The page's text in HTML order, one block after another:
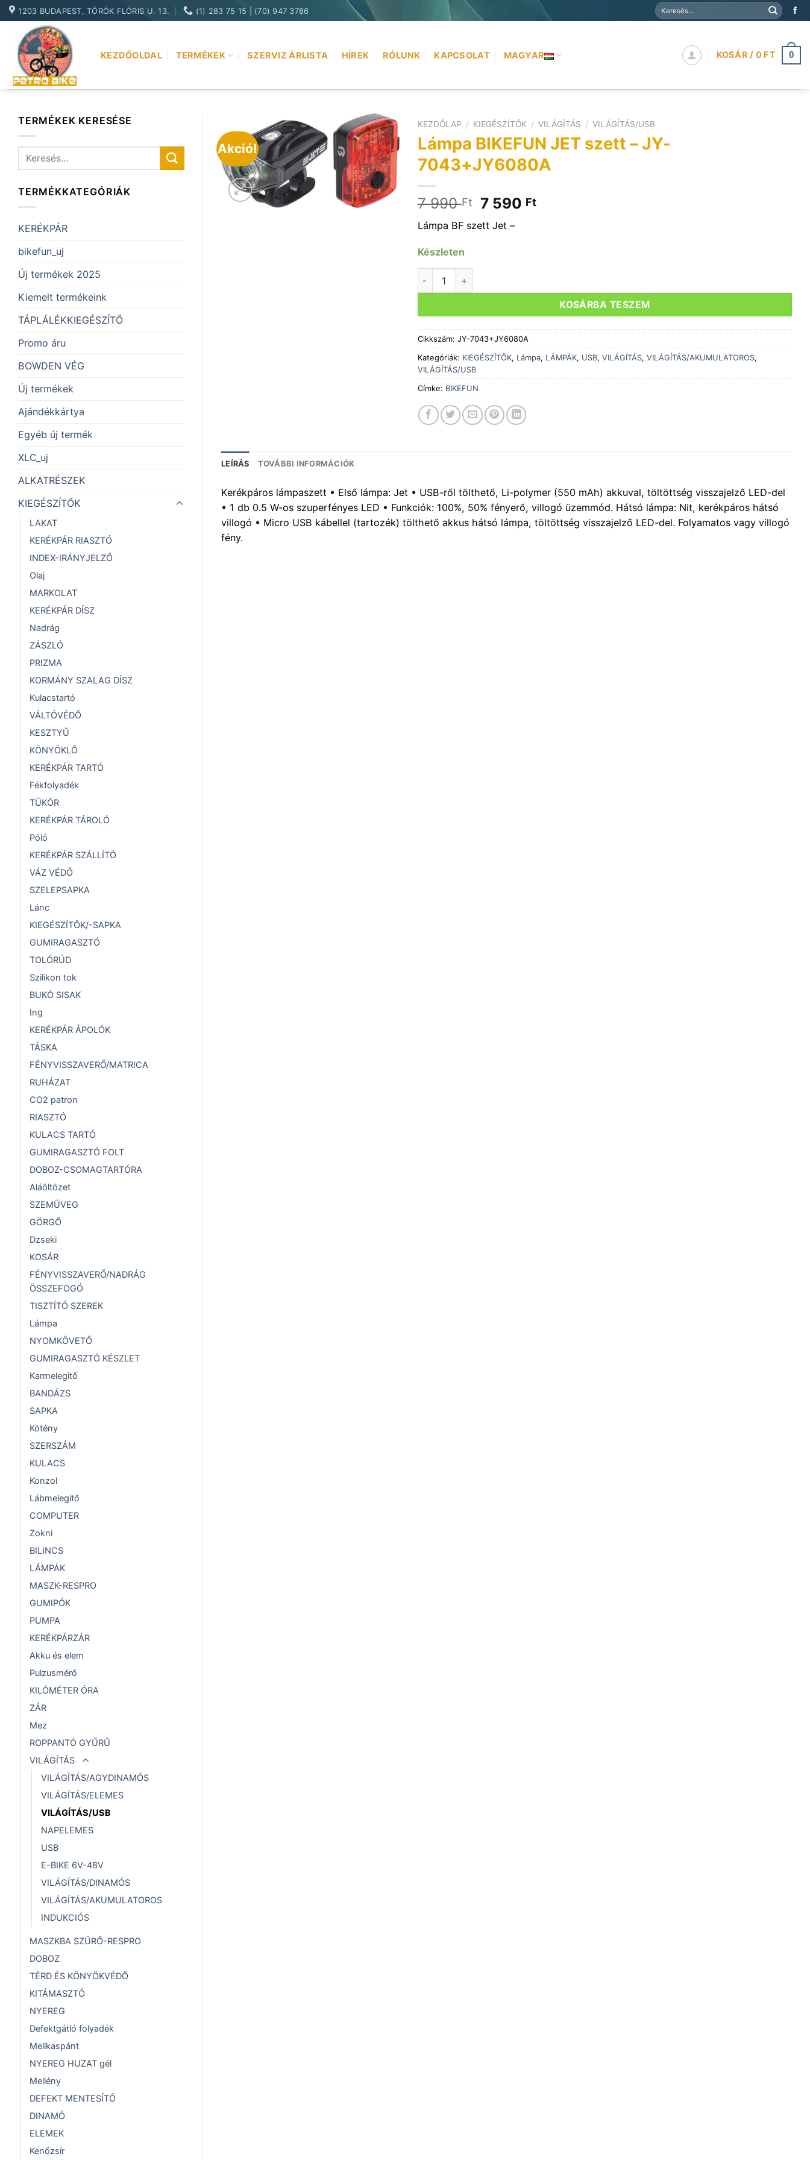
Skip
to
content
1203 BUDAPEST, TÖRÖK FLÓRIS U. 13. (1) 283 75 15 | (70) 947 3786
Keresés
a
KEZDŐOLDAL TERMÉKEK SZERVIZ ÁRLISTA HÍREK RÓLUNK KAPCSOLAT MAGYAR KOSÁR / 0 FT 0
TERMÉKEK KERESÉSE
Keresés
TERMÉKKATEGÓRIÁK
KERÉKPÁR
bikefun_uj
Új termékek 2025
Kiemelt termékeink
TÁPLÁLÉKKIEGÉSZÍTŐ
Promo áru
BOWDEN VÉG
Új termékek
Ajándékkártya
Egyéb új termék
XLC_uj
ALKATRÉSZEK
KIEGÉSZÍTŐK
LAKAT
KERÉKPÁR RIASZTÓ
INDEX-IRÁNYJELZŐ
Olaj
MARKOLAT
KERÉKPÁR DÍSZ
Nadrág
ZÁSZLÓ
PRIZMA
KORMÁNY SZALAG DÍSZ
Kulacstartó
VÁLTÓVÉDŐ
KESZTYŰ
KÖNYÖKLŐ
KERÉKPÁR TARTÓ
Fékfolyadék
TÜKÖR
KERÉKPÁR TÁROLÓ
Póló
KERÉKPÁR SZÁLLÍTÓ
VÁZ VÉDŐ
SZELEPSAPKA
Lánc
KIEGÉSZÍTŐK/-SAPKA
GUMIRAGASZTÓ
TOLÓRÚD
Szilikon tok
BUKÓ SISAK
Ing
KERÉKPÁR ÁPOLÓK
TÁSKA
FÉNYVISSZAVERŐ/MATRICA
RUHÁZAT
CO2 patron
RIASZTÓ
KULACS TARTÓ
GUMIRAGASZTÓ FOLT
DOBOZ-CSOMAGTARTÓRA
Aláöltözet
SZEMÜVEG
GÖRGŐ
Dzseki
KOSÁR
FÉNYVISSZAVERŐ/NADRÁG
ÖSSZEFOGÓ
TISZTÍTÓ SZEREK
Lámpa
NYOMKÖVETŐ
GUMIRAGASZTÓ KÉSZLET
Karmelegitő
BANDÁZS
SAPKA
Kötény
SZERSZÁM
KULACS
Konzol
Lábmelegitő
COMPUTER
Zokni
BILINCS
LÁMPÁK
MASZK-RESPRO
GUMIPÓK
PUMPA
KERÉKPÁRZÁR
Akku és elem
Pulzusmérő
KILÓMÉTER ÓRA
ZÁR
Mez
ROPPANTÓ GYŰRŰ
VILÁGÍTÁS
VILÁGÍTÁS/AGYDINAMÓS
VILÁGÍTÁS/ELEMES
VILÁGÍTÁS/USB
NAPELEMES
USB
E-BIKE 6V-48V
VILÁGÍTÁS/DINAMÓS
VILÁGÍTÁS/AKUMULATOROS
INDUKCIÓS
MASZKBA SZŰRŐ-RESPRO
DOBOZ
TÉRD ÉS KÖNYÖKVÉDŐ
KITÁMASZTÓ
NYEREG
Defektgátló folyadék
Mellkaspánt
NYEREG HUZAT gél
Mellény
DEFEKT MENTESÍTŐ
DINAMÓ
ELEMEK
Kenőzsír
Akció!
KEZDŐLAP / KIEGÉSZÍTŐK / VILÁGÍTÁS / VILÁGÍTÁS/USB
Lámpa BIKEFUN JET szett – JY-
7043+JY6080A
7 990Ft
Original
price
was:
7 590 FtCurrent
Lámpa BF szett Jet –
Készleten
KOSÁRBA TESZEM
Cikkszám: JY-7043+JY6080A
Kategóriák: KIEGÉSZÍTŐK, Lámpa, LÁMPÁK, USB, VILÁGÍTÁS, VILÁGÍTÁS/AKUMULATOROS,
VILÁGÍTÁS/USB
Címke: BIKEFUN
LEÍRÁS TOVÁBBI INFORMÁCIÓK
Kerékpáros lámpaszett • Első lámpa: Jet • USB-ről tölthető, Li-polymer (550 mAh) akkuval, töltöttség visszajelző LED-del
• 1 db 0.5 W-os szuperfényes LED • Funkciók: 100%, 50% fényerő, villogó üzemmód. Hátsó lámpa: Nit, kerékpáros hátsó
villogó • Micro USB kábellel (tartozék) tölthető akkus hátsó lámpa, töltöttség visszajelző LED-del. Folyamatos vagy villogó
fény.